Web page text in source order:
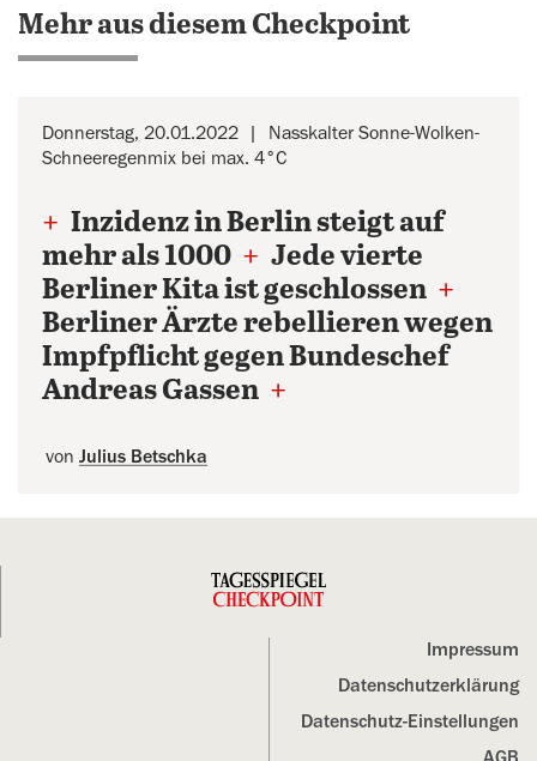
Mehr aus diesem Checkpoint
Donnerstag, 20.01.2022
Nasskalter Sonne-Wolken-
Schneeregenmix bei max. 4°C
+ Inzidenz in Berlin steigt auf
mehr als 1000 + Jede vierte
Berliner Kita ist geschlossen +
Berliner Ärzte rebellieren wegen
Impfpflicht gegen Bundeschef
Andreas Gassen +
von Julius Betschka
Impressum
Datenschutz­erklärung
Datenschutz-Einstellungen